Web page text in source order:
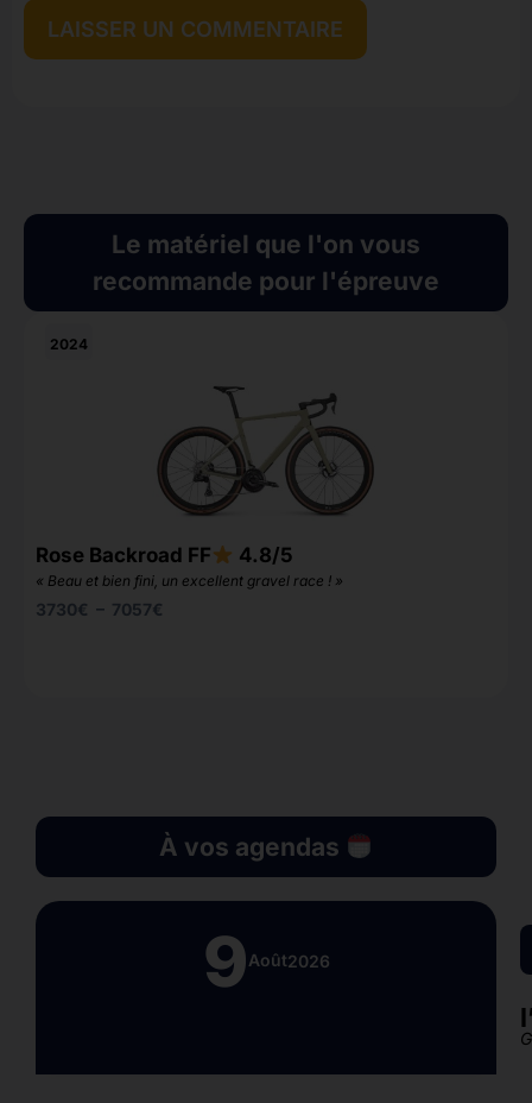
Le matériel que l'on vous
recommande pour l'épreuve
2024
Rose Backroad FF 4.8/5
« Beau et bien fini, un excellent gravel race ! »
3730€ – 7057€
À vos agendas
9Août2026